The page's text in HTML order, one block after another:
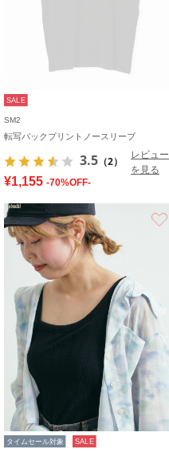
SALE
SM2
転写バックプリントノースリーブ
3.5 （2）
レビュー
を見る
¥1,155 -70%OFF-
タイムセール対象 SALE